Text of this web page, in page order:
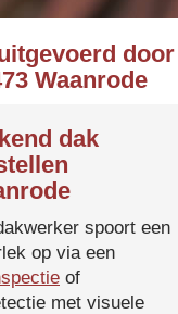
door
Waanrode
dak
spoort een
op via een
of
met visuele